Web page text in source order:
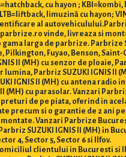
cu hayon ; KBI=kombi,
limuzină cu hayon;
al
parbrize.ro vinde, livreaza si
larga de parbrize. Parbrize
Pilkington, Fuyao, Benson, Saint-
II (MH) cu senzor de ploaie,
lumina, Parbriz SUZUKI IGNIS II
IGNIS II (MH) cu antena radio
II (MH) cu parasolar. Vanzari
de pe piata, oferind in
precum si o garantie de 2 ani
Vanzari Parbrize
SUZUKI IGNIS II (MH) in
4, Sector 5, Sector 6 si Ilfov.
clientului in Bucuresti si